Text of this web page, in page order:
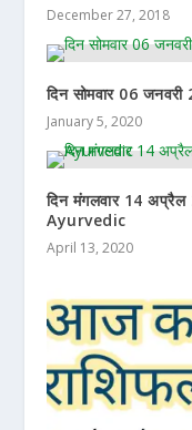
December 27, 2018
दिन सोमवार 06
January 5, 2020
दिन मंगलवार 14
Ayurvedic
April 13, 2020